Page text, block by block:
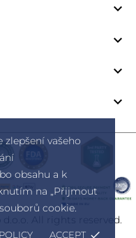
zlepšení vašeho
obsahu a k
na „Přijmout
cookie.
ACCEPT done




All rights reserved.